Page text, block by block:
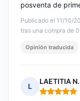
Publicado el 11/10/
tras una compra de
posventa de
Opinión traducida
L
LAETITIA N.
Nota: 5 de 5